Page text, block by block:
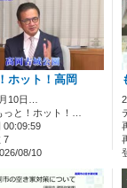
ホット！高岡
10日…
っと！ホット！…
00:09:59
7
08/10